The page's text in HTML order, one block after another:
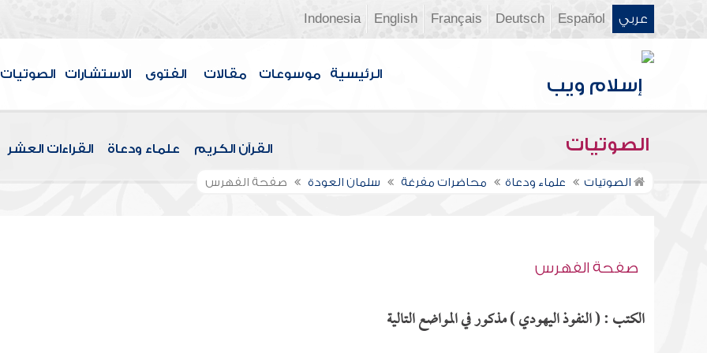
عربي Español
Deutsch
Français
English
Indonesia
الرئيسية موسوعات مقالات الفتوى الاستشارات الصوتيات
الصوتيات القرآن الكريم علماء ودعاة القراءات العشر
الصوتيات علماء ودعاة محاضرات مفرغة سلمان العودة صفحة الفهرس
صفحة الفهرس
الكتب : ( النفوذ اليهودي ) مذكور في المواضع التالية